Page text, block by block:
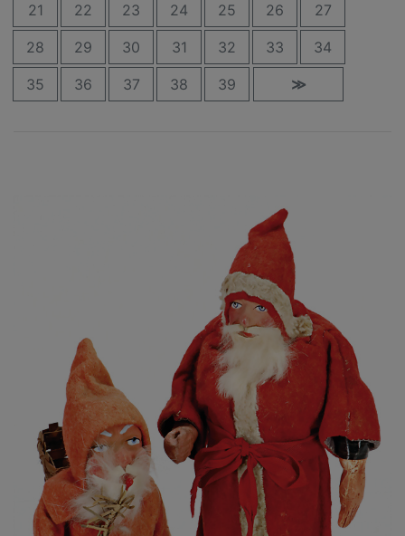
21 22 23 24 25 26 27
28 29 30 31 32 33 34
35 36 37 38 39 ≫